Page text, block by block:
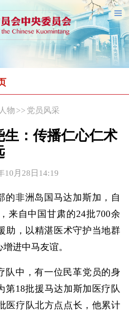
物 >> 党员风采
生：传播仁心仁术
月28日14:19
的非洲岛国马达加斯加，自
来自中国甘肃的24批700余
助，以精湛医术守护当地群
进中马友谊。
队中，有一位民革党员的身
18批援马达加斯加医疗队
医疗队北方点点长，他累计